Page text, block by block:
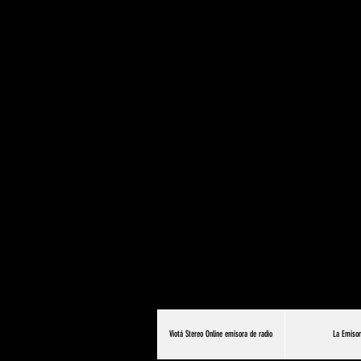
Viotá Stereo Online emisora de radio La